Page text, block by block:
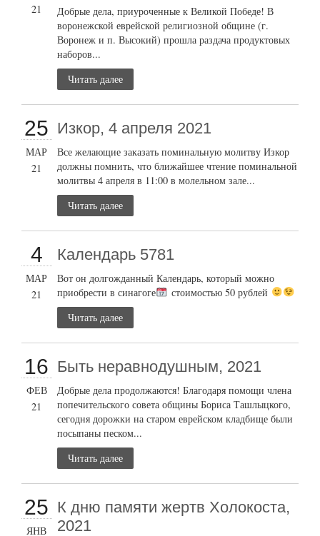
21
Добрые дела, приуроченные к Великой Победе! В
воронежской еврейской религиозной общине (г.
Воронеж и п. Высокий) прошла раздача продуктовых
наборов...
Читать далее
25
МАР
21
Изкор, 4 апреля 2021
Все желающие заказать поминальную молитву Изкор
должны помнить, что ближайшее чтение поминальной
молитвы 4 апреля в 11:00 в молельном зале...
Читать далее
4
МАР
21
Календарь 5781
Вот он долгожданный Календарь, который можно
приобрести в синагоге
стоимостью 50 рублей
Читать далее
16
ФЕВ
21
Быть неравнодушным, 2021
Добрые дела продолжаются! Благодаря помощи члена
попечительского совета общины Бориса Ташлыцкого,
сегодня дорожки на старом еврейском кладбище были
посыпаны песком...
Читать далее
25
ЯНВ
К дню памяти жертв Холокоста,
2021